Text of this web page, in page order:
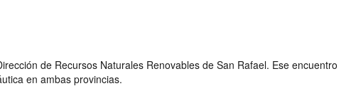
de Recursos Naturales Renovables de San Rafael. Ese encuentro
en ambas provincias.